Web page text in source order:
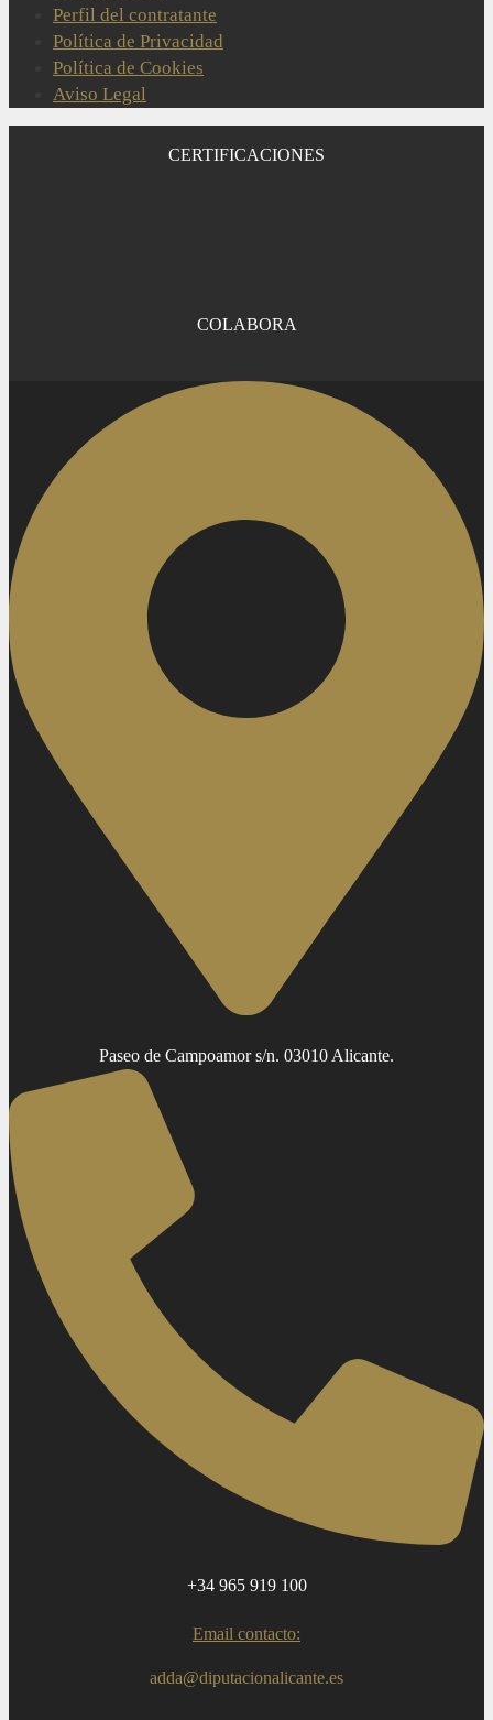
Perfil del contratante
Política de Privacidad
Política de Cookies
Aviso Legal
CERTIFICACIONES
COLABORA
Paseo de Campoamor s/n. 03010 Alicante.
+34 965 919 100
Email contacto:
adda@diputacionalicante.es